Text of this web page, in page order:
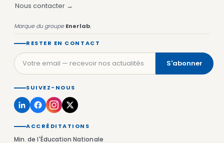
Nous contacter →
Marque du groupeEnerlab.
RESTER EN CONTACT
S'abonner
SUIVEZ-NOUS
ACCRÉDITATIONS
Min. de l'Éducation Nationale